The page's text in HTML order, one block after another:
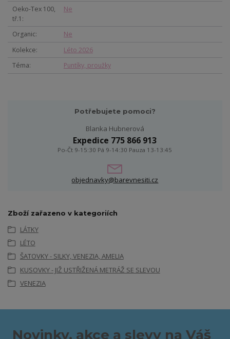
Oeko-Tex 100,
tř.1
Ne
Organic
Ne
Kolekce
Léto 2026
Téma
Puntíky, proužky
Potřebujete pomoci?
Blanka Hubnerová
Expedice 775 866 913
Po-Čt 9-15:30 Pá 9-14:30 Pauza 13-13:45
objednavky@barevnesiti.cz
Zboží zařazeno v kategoriích
LÁTKY
LÉTO
ŠATOVKY - SILKY, VENEZIA, AMELIA
KUSOVKY - JIŽ USTŘIŽENÁ METRÁŽ SE SLEVOU
VENEZIA
Novinky, akce a slevy na Váš